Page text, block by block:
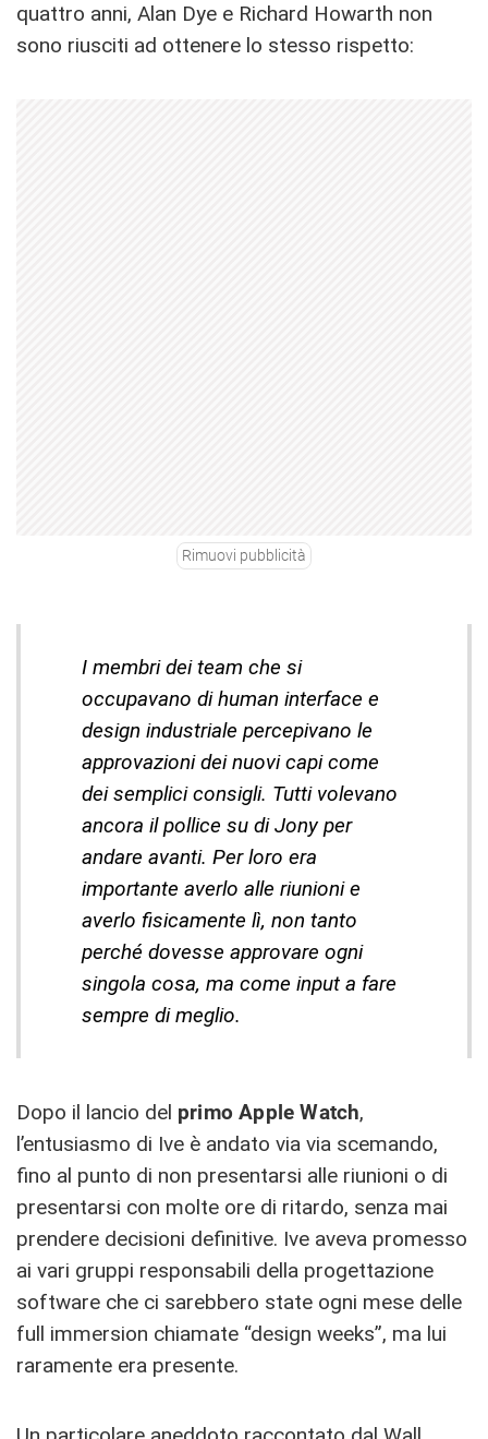
quattro anni, Alan Dye e Richard Howarth non
sono riusciti ad ottenere lo stesso rispetto:
Rimuovi pubblicità
I membri dei team che si
occupavano di human interface e
design industriale percepivano le
approvazioni dei nuovi capi come
dei semplici consigli. Tutti volevano
ancora il pollice su di Jony per
andare avanti. Per loro era
importante averlo alle riunioni e
averlo fisicamente lì, non tanto
perché dovesse approvare ogni
singola cosa, ma come input a fare
sempre di meglio.
Dopo il lancio del primo Apple Watch,
l’entusiasmo di Ive è andato via via scemando,
fino al punto di non presentarsi alle riunioni o di
presentarsi con molte ore di ritardo, senza mai
prendere decisioni definitive. Ive aveva promesso
ai vari gruppi responsabili della progettazione
software che ci sarebbero state ogni mese delle
full immersion chiamate “design weeks”, ma lui
raramente era presente.